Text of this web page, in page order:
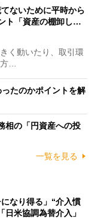
ないために平時から
ト「資産の棚卸し…
く動いたり、取引環
方…
たのかポイントを解
相の「円資産への投
一覧を見る
なり得る」“介入慣
米協調為替介入」